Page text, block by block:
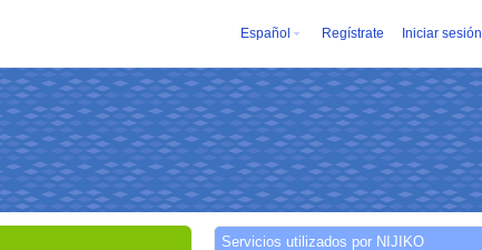
Español Regístrate Iniciar sesión
Servicios utilizados por NIJIKO